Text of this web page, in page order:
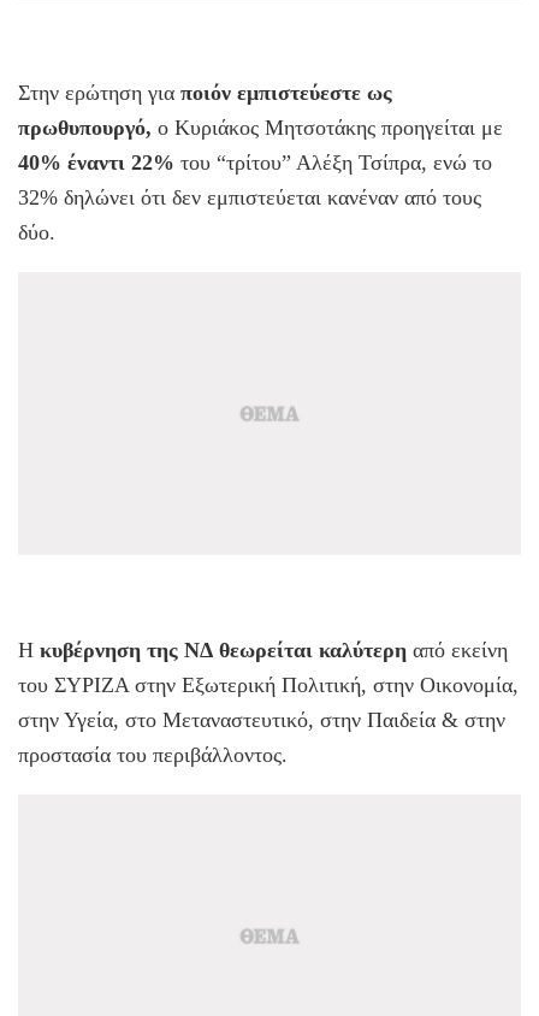
Στην ερώτηση για ποιόν εμπιστεύεστε ως
πρωθυπουργό, ο Κυριάκος Μητσοτάκης προηγείται με
40% έναντι 22% του “τρίτου” Αλέξη Τσίπρα, ενώ το
32% δηλώνει ότι δεν εμπιστεύεται κανέναν από τους
δύο.
Η κυβέρνηση της ΝΔ θεωρείται καλύτερη από εκείνη
του ΣΥΡΙΖΑ στην Εξωτερική Πολιτική, στην Οικονομία,
στην Υγεία, στο Μεταναστευτικό, στην Παιδεία & στην
προστασία του περιβάλλοντος.